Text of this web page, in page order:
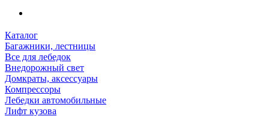
Каталог
Багажники, лестницы
Все для лебедок
Внедорожный свет
Домкраты, аксессуары
Компрессоры
Лебедки автомобильные
Лифт кузова